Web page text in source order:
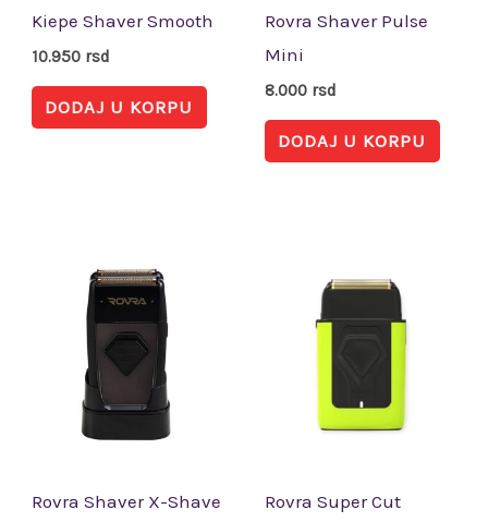
Kiepe Shaver Smooth
10.950 rsd
DODAJ U KORPU
Rovra Shaver Pulse
Mini
8.000 rsd
DODAJ U KORPU
Rovra Shaver X-Shave
Rovra Super Cut